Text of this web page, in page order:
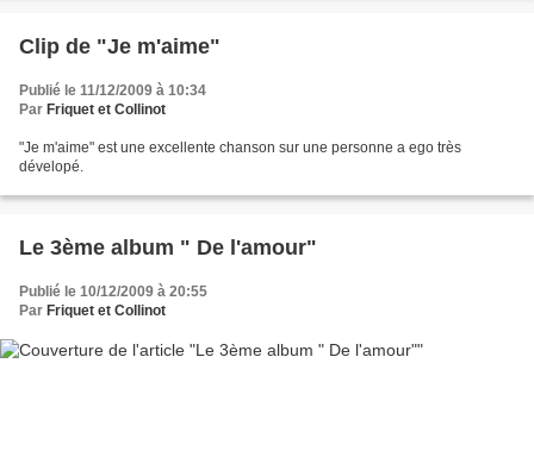
Clip de "Je m'aime"
Publié le 11/12/2009 à 10:34
Par Friquet et Collinot
"Je m'aime" est une excellente chanson sur une personne a ego très
dévelopé.
Le 3ème album " De l'amour"
Publié le 10/12/2009 à 20:55
Par Friquet et Collinot